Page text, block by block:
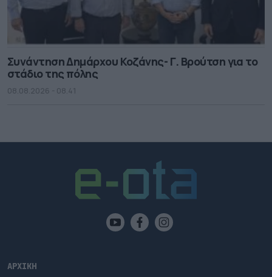
Συνάντηση Δημάρχου Κοζάνης- Γ. Βρούτση για το
στάδιο της πόλης
08.08.2026 - 08.41
ΑΡΧΙΚΗ